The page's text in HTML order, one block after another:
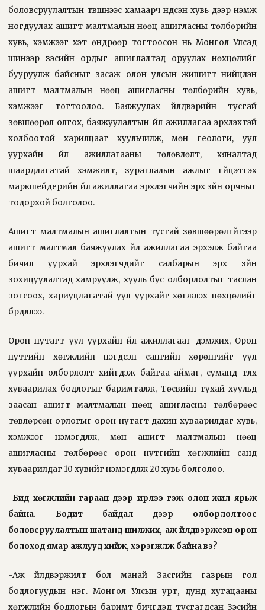
боловсруулалтын түвшнээс хамаарч үндсэн хувь дээр нэмж
ногдуулах ашигт малтмалын нөөц ашигласны төлбөрийн
хувь, хэмжээг хэт өндрөөр тогтоосон нь Монгол Улсад
шинээр зэсийн ордыг ашиглалтад оруулах нөхцөлийг
бууруулж байсныг засаж олон улсын жишигт нийцүүлэн
ашигт малтмалын нөөц ашигласны төлбөрийн хувь,
хэмжээг тогтоолоо. Баяжуулах үйлдвэрийн тусгай
зөвшөөрөл олгох, баяжуулалтын үйл ажиллагаа эрхлэхтэй
холбоотой харилцааг хуульчилж, мөн геологи, уул
уурхайн үйл ажиллагааны төлөвлөлт, хяналтад
шаардлагатай хэмжилт, зураглалын ажлыг гүйцэтгэх
маркшейдерийн үйл ажиллагаа эрхлэгчийн эрх зүйн орчныг
тодорхой болголоо.
Ашигт малтмалын ашиглалтын тусгай зөвшөөрөлгүйгээр
ашигт малтмал баяжуулах үйл ажиллагаа эрхэлж байгаа
бичил уурхай эрхлэгчдийг салбарын эрх зүйн
зохицуулалтад хамруулж, хууль бус олборлолтыг таслан
зогсоох, хариуцлагатай уул уурхайг хөгжүүлэх нөхцөлийг
бүрдүүллээ.
Орон нутагт уул уурхайн үйл ажиллагааг дэмжих, Орон
нутгийн хөгжлийн нэгдсэн сангийн хөрөнгийг уул
уурхайн олборлолт хийгдэж байгаа аймаг, суманд түлхүү
хуваарилах бодлогыг баримталж, Төсвийн тухай хуульд
заасан ашигт малтмалын нөөц ашигласны төлбөрөөс
төвлөрсөн орлогыг орон нутагт дахин хуваарилдаг хувь,
хэмжээг нэмэгдүүлж, мөн ашигт малтмалын нөөц
ашигласны төлбөрөөс орон нутгийн хөгжлийн санд
хуваарилдаг 10 хувийг нэмэгдүүлж 20 хувь болголоо.
-Бид хөгжлийн гараан дээр ирлээ гэж олон жил ярьж
байна. Бодит байдал дээр олборлолтоос
боловсруулалтын шатанд шилжих, аж үйлдвэржсэн орон
болоход ямар ажлууд хийж, хэрэгжүүлж байна вэ?
-Аж үйлдвэржилт бол манай Засгийн газрын гол
бодлогуудын нэг. Монгол Улсын урт, дунд хугацааны
хөгжлийн бодлогын баримт бичгүүдэд тусгагдсан Зэсийн